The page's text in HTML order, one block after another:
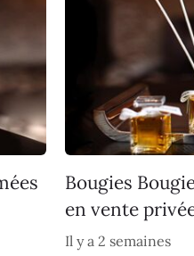
Bougies
en vente
Il y a 2 semaines